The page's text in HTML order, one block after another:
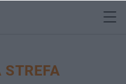
STREFA